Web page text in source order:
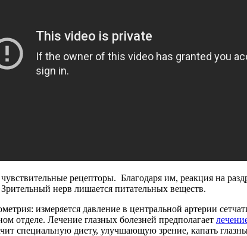
рецепторы. Благодаря им, реакция на
нерв лишается питательных веществ.
измеряется давление в центральной артерии
отделе. Лечение глазных болезней предполагает
специальную диету, улучшающую зрение, капать